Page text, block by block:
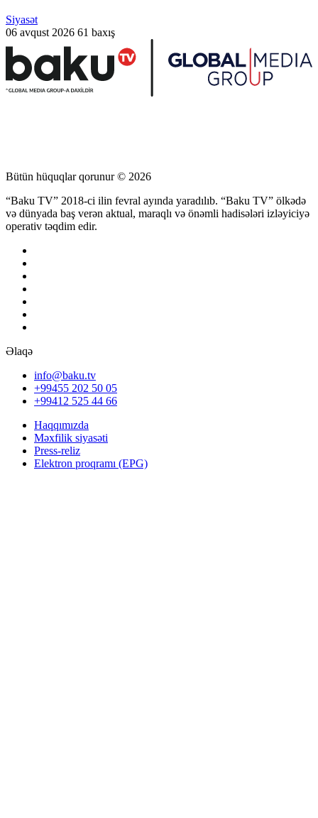
Siyasət
06 avqust 2026 61 baxış
Bütün hüquqlar qorunur © 2026
“Baku TV” 2018-ci ilin fevral ayında yaradılıb. “Baku TV” ölkədə
və dünyada baş verən aktual, maraqlı və önəmli hadisələri izləyiciyə
operativ təqdim edir.
Əlaqə
info@baku.tv
+99455 202 50 05
+99412 525 44 66
Haqqımızda
Məxfilik siyasəti
Press-reliz
Elektron proqramı (EPG)